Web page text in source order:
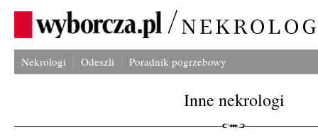
Nekrologi Odeszli Poradnik pogrzebowy
Inne nekrologi